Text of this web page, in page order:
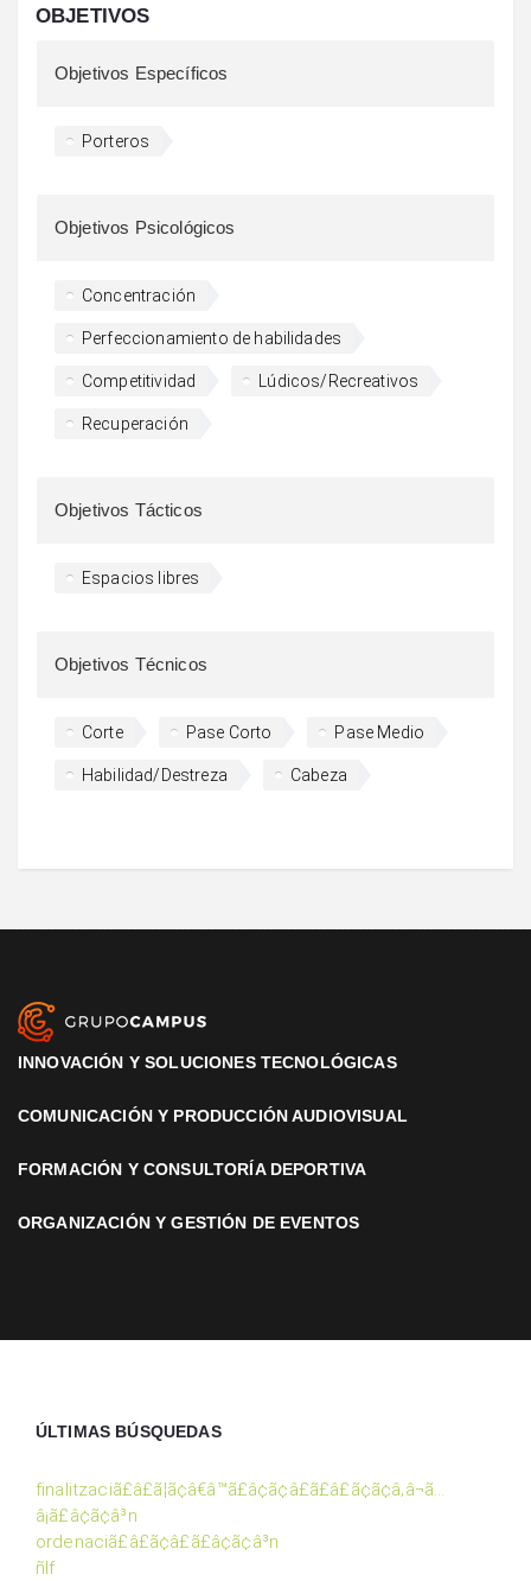
OBJETIVOS
Objetivos Específicos
Porteros
Objetivos Psicológicos
Concentración
Perfeccionamiento de habilidades
Competitividad Lúdicos/Recreativos
Recuperación
Objetivos Tácticos
Espacios libres
Objetivos Técnicos
Corte Pase Corto Pase Medio
Habilidad/Destreza Cabeza
INNOVACIÓN Y SOLUCIONES TECNOLÓGICAS
COMUNICACIÓN Y PRODUCCIÓN AUDIOVISUAL
FORMACIÓN Y CONSULTORÍA DEPORTIVA
ORGANIZACIÓN Y GESTIÓN DE EVENTOS
ÚLTIMAS BÚSQUEDAS
finalitzaciã£â£ã¦ã¢â€â™ã£â¢ã¢â£ã£â£ã¢ã¢â‚â¬ã…
â¡ã£â¢ã¢â³n
ordenaciã£â£ã¢â£ã£â¢ã¢â³n
ñlf